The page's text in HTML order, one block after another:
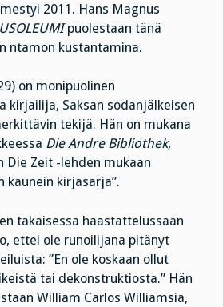
2011. Hans Magnus
puolestaan tänä
ntamon kustantamina.
on monipuolinen
kirjailija, Saksan sodanjälkeisen
tekijä. Hän on mukana
Die Andre Bibliothek,
Die Zeit -lehden mukaan
kaunein kirjasarja”.
takaisessa haastattelussaan
ettei ole runoilijana pitänyt
”En ole koskaan ollut
tai dekonstruktiosta.” Hän
William Carlos Williamsia,